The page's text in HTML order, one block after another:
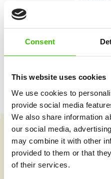
Consent
This website uses cookies
We use cookies to
provide social media
We also share information
our social media,
may combine it with other
provided to them or that
of their services.
Hrací plán s